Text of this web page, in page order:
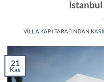
İstanbul
VILLA KAPI TARAFINDAN
21
Kas